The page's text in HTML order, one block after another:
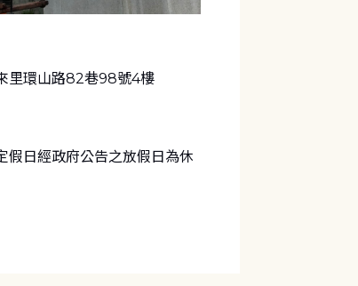
里環山路82巷98號4樓
假日經政府公告之放假日為休